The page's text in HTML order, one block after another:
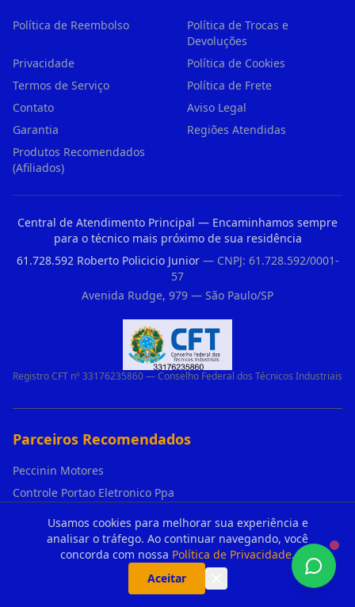
Usamos cookies para melhorar sua experiência e
analisar o tráfego. Ao continuar navegando, você
concorda com nossa Política de Privacidade.
Aceitar
Política de Reembolso
Política de Trocas e
Devoluções
Privacidade
Política de Cookies
Termos de Serviço
Política de Frete
Contato
Aviso Legal
Garantia
Regiões Atendidas
Produtos Recomendados
(Afiliados)
Central de Atendimento Principal — Encaminhamos sempre
para o técnico mais próximo de sua residência
61.728.592 Roberto Policicio Junior— CNPJ: 61.728.592/0001-
57
Avenida Rudge, 979 — São Paulo/SP
Registro CFT nº 33176235860 — Conselho Federal dos Técnicos Industriais
Parceiros Recomendados
Peccinin Motores
Controle Portao Eletronico Ppa
Motor Para Portao Ppa Vila Missionaria
Loja De Motor De Portao Ppa Vila Andrade
Duvidas De Clientes Sobre Portao Automatico E Motor De Portao Motor Para Portao De Ferro
Controle Do Portao Eletronico